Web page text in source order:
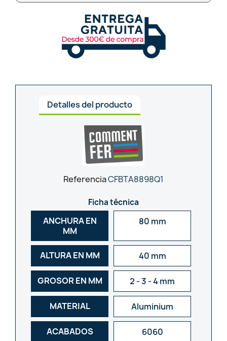
Detalles del producto
ReferenciaCFBTA8898Q1
Ficha técnica
ANCHURA EN
MM
80 mm
ALTURA EN MM 40 mm
GROSOR EN MM 2 - 3 - 4 mm
MATERIAL Aluminium
ACABADOS 6060